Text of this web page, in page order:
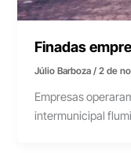
Finadas
Júlio Barboza/2 de
Empresas
intermunicipal